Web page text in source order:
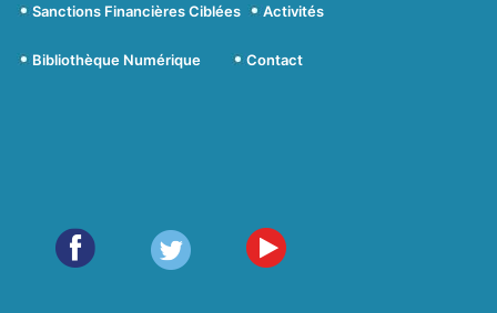
Sanctions Financières Ciblées Activités
Bibliothèque Numérique Contact